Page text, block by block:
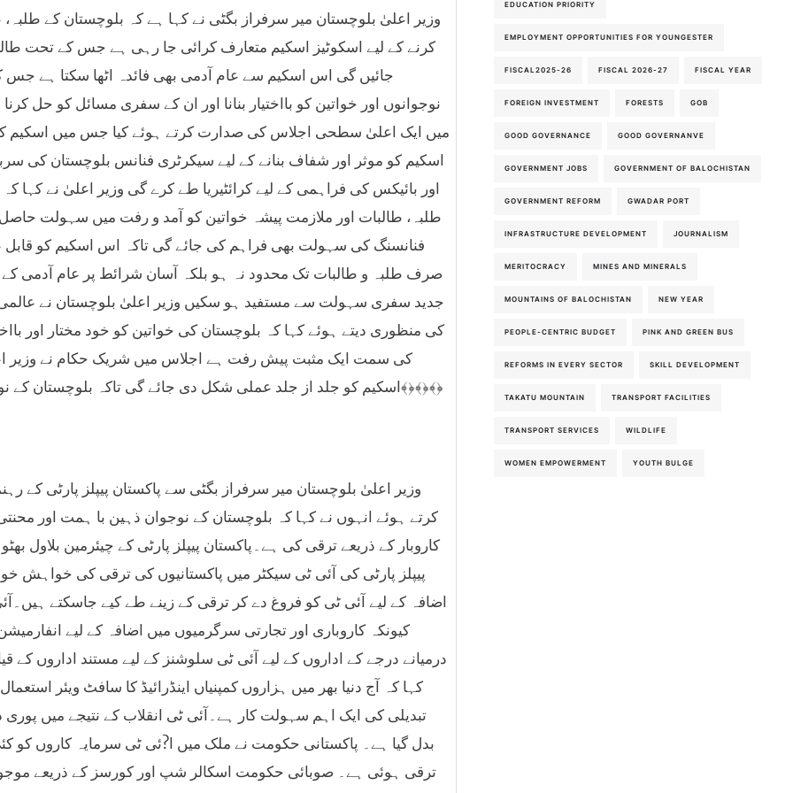
وزیر اعلیٰ بلوچستان میر سرفراز بگٹی نے کہا ہے کہ بلوچستان کے
کرنے کے لیے اسکوٹیز اسکیم متعارف کرائی جا رہی ہے جس کے تحت
جائیں گی اس اسکیم سے عام آدمی بھی فائدہ اٹھا سکتا ہے جس
نوجوانوں اور خواتین کو بااختیار بنانا اور ان کے سفری مسائل کو حل
میں ایک اعلیٰ سطحی اجلاس کی صدارت کرتے ہوئے کیا جس میں اسکیم کے
اسکیم کو موثر اور شفاف بنانے کے لیے سیکرٹری فنانس بلوچستان کی
اور بائیکس کی فراہمی کے لیے کرائٹیریا طے کرے گی وزیر اعلیٰ نے
طلبہ، طالبات اور ملازمت پیشہ خواتین کو آمد و رفت میں سہولت
فنانسنگ کی سہولت بھی فراہم کی جائے گی تاکہ اس اسکیم کو قابل
صرف طلبہ و طالبات تک محدود نہ ہو بلکہ آسان شرائط پر عام آدمی
جدید سفری سہولت سے مستفید ہو سکیں وزیر اعلیٰ بلوچستان نے عالمی
کی منظوری دیتے ہوئے کہا کہ بلوچستان کی خواتین کو خود مختار اور
کی سمت ایک مثبت پیش رفت ہے اجلاس میں شریک حکام نے وزیر
اسکیم کو جلد از جلد عملی شکل دی جائے گی تاکہ بلوچستان کے نوجوانوں اور خواتین کو ایک بہتر سفری سہولت میسر آسکے۔﴾﴿﴾﴿﴾﴿
وزیر اعلیٰ بلوچستان میر سرفراز بگٹی سے پاکستان پیپلز پارٹی کے
کرتے ہوئے انہوں نے کہا کہ بلوچستان کے نوجوان ذہین با ہمت اور
کاروبار کے ذریعے ترقی کی ہے۔پاکستان پیپلز پارٹی کے چیئرمین
پیپلز پارٹی کی آئی ٹی سیکٹر میں پاکستانیوں کی ترقی کی خواہش
اضافہ کے لیے آئی ٹی کو فروغ دے کر ترقی کے زینے طے کیے جاسکتے
کیونکہ کاروباری اور تجارتی سرگرمیوں میں اضافہ کے لیے
درمیانے درجے کے اداروں کے لیے آئی ٹی سلوشنز کے لیے مستند
کہا کہ آج دنیا بھر میں ہزاروں کمپنیاں اینڈرائیڈ کا سافٹ ویئر
بدل گیا ہے۔ پاکستانی حکومت نے ملک میں ا?ئی ٹی سرمایہ کاروں کو
ترقی ہوئی ہے۔ صوبائی حکومت اسکالر شپ اور کورسز کے ذریعے
EDUCATION PRIORITY
EMPLOYMENT OPPORTUNITIES FOR YOUNGESTER
FISCAL2025-26 FISCAL 2026-27 FISCAL YEAR
FOREIGN INVESTMENT FORESTS GOB
GOOD GOVERNANCE GOOD GOVERNANVE
GOVERNMENT JOBS GOVERNMENT OF BALOCHISTAN
GOVERNMENT REFORM GWADAR PORT
INFRASTRUCTURE DEVELOPMENT JOURNALISM
MERITOCRACY MINES AND MINERALS
MOUNTAINS OF BALOCHISTAN NEW YEAR
PEOPLE-CENTRIC BUDGET PINK AND GREEN BUS
REFORMS IN EVERY SECTOR SKILL DEVELOPMENT
TAKATU MOUNTAIN TRANSPORT FACILITIES
TRANSPORT SERVICES WILDLIFE
WOMEN EMPOWERMENT YOUTH BULGE